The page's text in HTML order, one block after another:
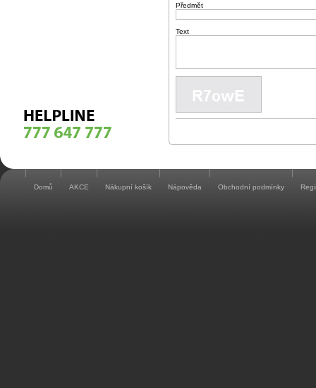
Předmět
Text
Domů AKCE Nákupní košík Nápověda Obchodní podmínky